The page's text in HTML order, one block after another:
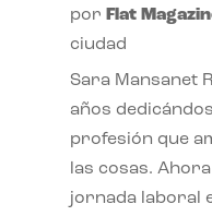
por Flat
ciudad
Sara Mansanet
años
profesión que
las cosas.
jornada laboral